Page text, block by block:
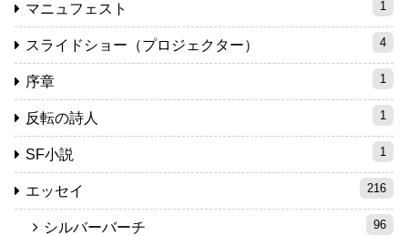
マニュフェスト 1
スライドショー（プロジェクター） 4
序章 1
反転の詩人 1
SF小説 1
エッセイ 216
シルバーバーチ 96